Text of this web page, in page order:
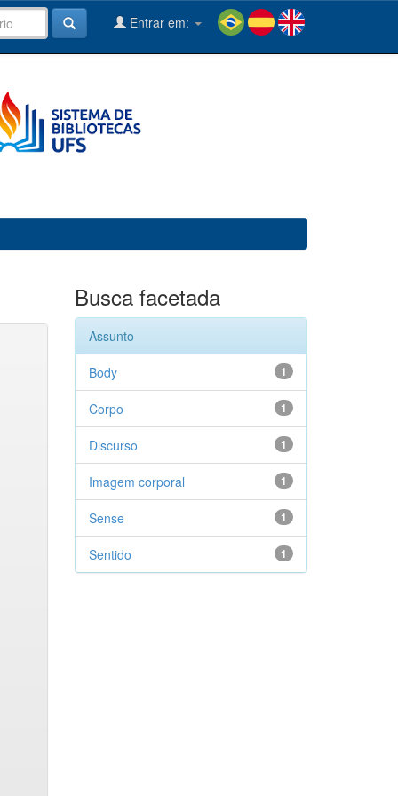
Entrar em:
Busca facetada
Assunto
1
Body
1
Corpo
1
Discurso
1
Imagem corporal
1
Sense
1
Sentido